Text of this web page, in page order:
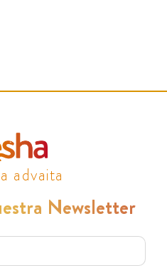
advaita
Newsletter